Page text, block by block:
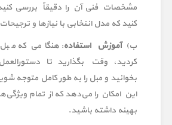
مشخصات فنی آن را دقیقاً بررسی
کنید که مدل انتخابی با نیازها و
ب)آموزش استفاده: هنگامی که
کردید، وقت بگذارید تا
بخوانید و مبل را به طور کامل متوجه
این امکان را می‌دهد که از تمام
بهینه داشته باشید.